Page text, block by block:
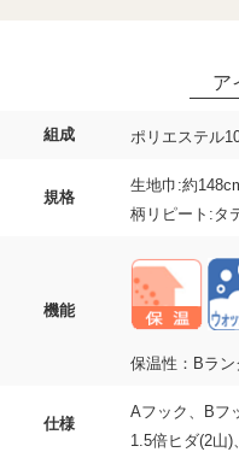
組成 ポリエステル
規格
生地巾:約
柄リピート:タ
機能
保温性：Bラン
仕様
Aフック、Bフ
1.5倍ヒダ(2山)